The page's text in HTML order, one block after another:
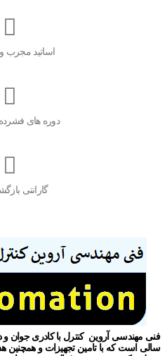
اساتید مجرب
دوره های
گارانتی
فنی مهندسی آروین کنترل با کادری جوان
سالی است که با تامین تجهیزات و همچنین